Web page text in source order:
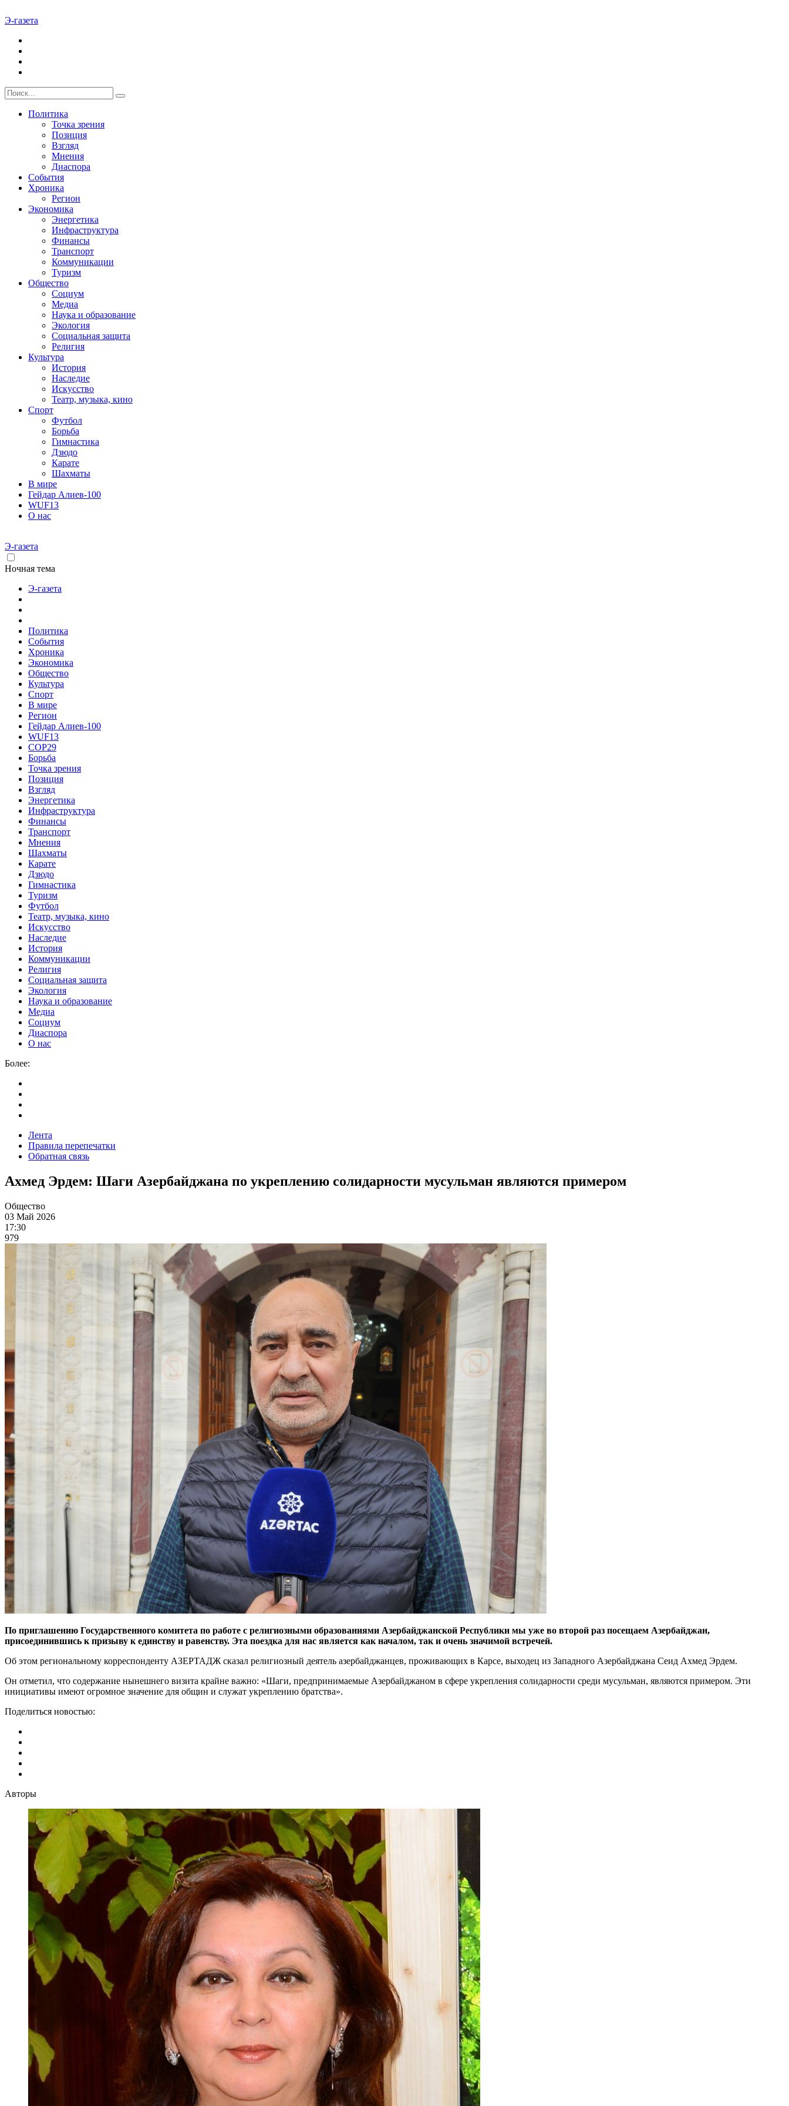
Э-газета
Политика
Точка зрения
Позиция
Взгляд
Мнения
Диаспора
События
Хроника
Регион
Экономика
Энергетика
Инфраструктура
Финансы
Транспорт
Коммуникации
Туризм
Общество
Социум
Медиа
Наука и образование
Экология
Социальная защита
Религия
Культура
История
Наследие
Искусство
Театр, музыка, кино
Спорт
Футбол
Борьба
Гимнастика
Дзюдо
Карате
Шахматы
В мире
Гейдар Алиев-100
WUF13
О нас
Э-газета
Ночная тема
Э-газета
Политика
События
Хроника
Экономика
Общество
Культура
Спорт
В мире
Регион
Гейдар Алиев-100
WUF13
COP29
Борьба
Точка зрения
Позиция
Взгляд
Энергетика
Инфраструктура
Финансы
Транспорт
Мнения
Шахматы
Карате
Дзюдо
Гимнастика
Туризм
Футбол
Театр, музыка, кино
Искусство
Наследие
История
Коммуникации
Религия
Социальная защита
Экология
Наука и образование
Медиа
Социум
Диаспора
О нас
Более:
Лента
Правила перепечатки
Обратная связь
Ахмед Эрдем: Шаги Азербайджана по укреплению солидарности мусульман являются примером
Общество
03 Май 2026
17:30
979
По приглашению Государственного комитета по работе с религиозными образованиями Азербайджанской Республики мы уже во второй раз посещаем Азербайджан,
присоединившись к призыву к единству и равенству. Эта поездка для нас является как началом, так и очень значимой встречей.
Об этом региональному корреспонденту АЗЕРТАДЖ сказал религиозный деятель азербайджанцев, проживающих в Карсе, выходец из Западного Азербайджана Сеид Ахмед Эрдем.
Он отметил, что содержание нынешнего визита крайне важно: «Шаги, предпринимаемые Азербайджаном в сфере укрепления солидарности среди мусульман, являются примером. Эти
инициативы имеют огромное значение для общин и служат укреплению братства».
Поделиться новостью:
Авторы